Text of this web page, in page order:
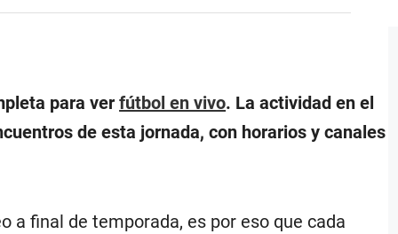
para verfútbol en vivo. La actividad en el
de esta jornada, con horarios y canales
a final de temporada, es por eso que cada